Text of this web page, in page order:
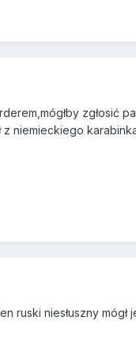
zgłosić
z niemieckiego
ruski niesłuszny